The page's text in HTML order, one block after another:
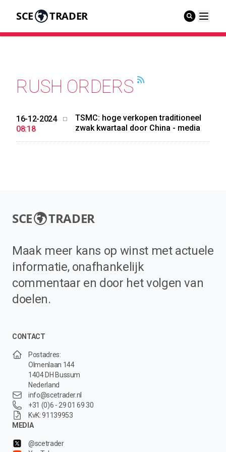
SCE TRADER
RUSH ORDERS
16-12-2024
08:18
TSMC: hoge verkopen traditioneel
zwak kwartaal door China - media
SCE TRADER
Maak meer kans op winst met actuele
informatie, onafhankelijk
commentaar en door het volgen van
doelen.
CONTACT
Postadres:
Olmenlaan 144
1404 DH Bussum
Nederland
info@scetrader.nl
+31 (0)6 - 29 01 69 30
KvK: 91139953
MEDIA
@scetrader